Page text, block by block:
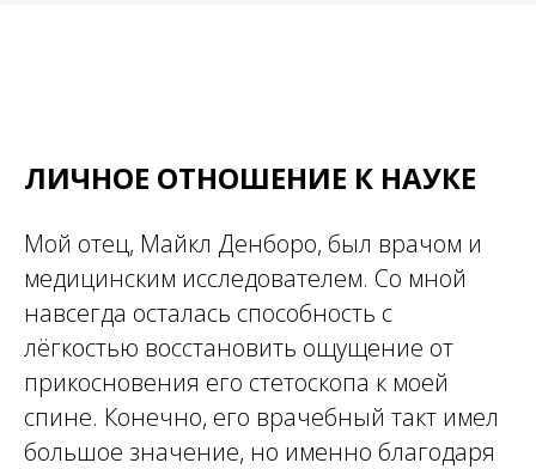
ЛИЧНОЕ ОТНОШЕНИЕ К НАУКЕ
Мой отец, Майкл Денборо, был врачом и
медицинским исследователем. Со мной
навсегда осталась способность с
лёгкостью восстановить ощущение от
прикосновения его стетоскопа к моей
спине. Конечно, его врачебный такт имел
большое значение, но именно благодаря